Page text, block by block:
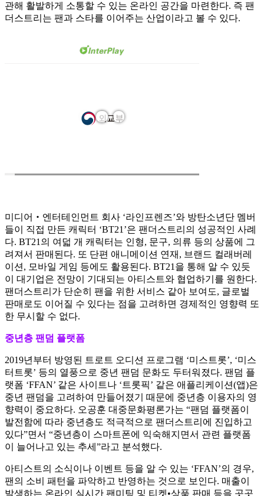
관해 활발하게 소통할 수 있는 온라인 공간을 마련한다. 즉 팬
더스트리는 팬과 스타를 이어주는 산업이라고 볼 수 있다.
미디어‧엔터테인먼트 회사 ‘라인프렌즈’와 방탄소년단 멤버
들이 직접 만든 캐릭터 ‘BT21’은 팬더스트리의 성공적인 사례
다. BT21의 여덟 개 캐릭터는 인형, 문구, 의류 등의 상품에 그
려져서 판매된다. 또 단편 애니메이션 연재, 브랜드 컬래버레
이션, 모바일 게임 등에도 활용된다. BT21을 통해 알 수 있듯
이 대기업은 전망이 기대되는 아티스트와 협업하기를 원한다.
팬더스트리가 단순히 팬을 위한 서비스 같아 보여도, 글로벌
판매로도 이어질 수 있다는 점을 고려하면 경제적인 영향력 또
한 무시할 수 없다.
중년층 팬덤 플랫폼
2019년부터 방영된 트로트 오디션 프로그램 ‘미스트롯’, ‘미스
터트롯’ 등의 열풍으로 중년 팬덤 문화도 두터워졌다. 팬덤 플
랫폼 ‘FFAN’ 같은 사이트나 ‘트롯픽’ 같은 애플리케이션(앱)은
중년 팬덤을 고려하여 만들어졌기 때문에 중년층 이용자의 영
향력이 중요하다. 오공훈 대중문화평론가는 “팬덤 플랫폼이
발전함에 따라 중년층도 적극적으로 팬더스트리에 진입하고
있다”면서 “중년층이 스마트폰에 익숙해지면서 관련 플랫폼
이 늘어나고 있는 추세”라고 분석했다.
아티스트의 소식이나 이벤트 등을 알 수 있는 ‘FFAN’의 경우,
팬의 소비 패턴을 파악하고 반영하는 것으로 보인다. 매출이
발생하는 온라인 실시간 팬미팅 및 티켓•상품 판매 등을 곳곳